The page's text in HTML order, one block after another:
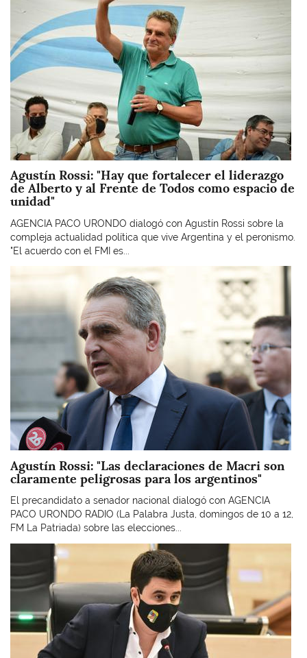
Agustín Rossi: "Hay que fortalecer el liderazgo
de Alberto y al Frente de Todos como espacio de
unidad"
AGENCIA PACO URONDO dialogó con Agustín Rossi sobre la
compleja actualidad política que vive Argentina y el peronismo.
"El acuerdo con el FMI es...
Agustín Rossi: "Las declaraciones de Macri son
claramente peligrosas para los argentinos"
El precandidato a senador nacional dialogó con AGENCIA
PACO URONDO RADIO (La Palabra Justa, domingos de 10 a 12,
FM La Patriada) sobre las elecciones...